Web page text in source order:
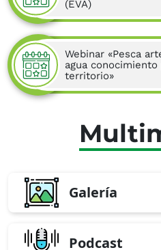
(EVA)
Webinar «Pesca
agua
territorio»
Galería
Podcast